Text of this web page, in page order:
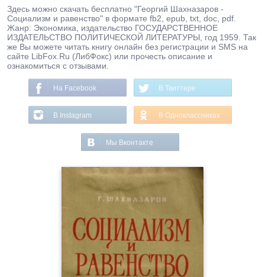
Здесь можно скачать бесплатно "Георгий Шахназаров -
Социализм и равенство" в формате fb2, epub, txt, doc, pdf.
Жанр: Экономика, издательство ГОСУДАРСТВЕННОЕ
ИЗДАТЕЛЬСТВО ПОЛИТИЧЕСКОЙ ЛИТЕРАТУРЫ, год 1959. Так
же Вы можете читать книгу онлайн без регистрации и SMS на
сайте LibFox.Ru (ЛибФокс) или прочесть описание и
ознакомиться с отзывами.
На Facebook В Твиттере
В Instagram В Одноклассниках
Мы Вконтакте